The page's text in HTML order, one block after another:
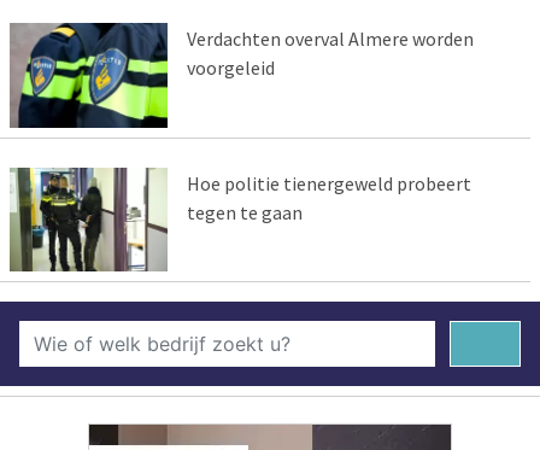
Verdachten overval Almere worden
voorgeleid
Hoe politie tienergeweld probeert
tegen te gaan